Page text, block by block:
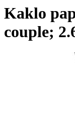
Kaklo
couple;